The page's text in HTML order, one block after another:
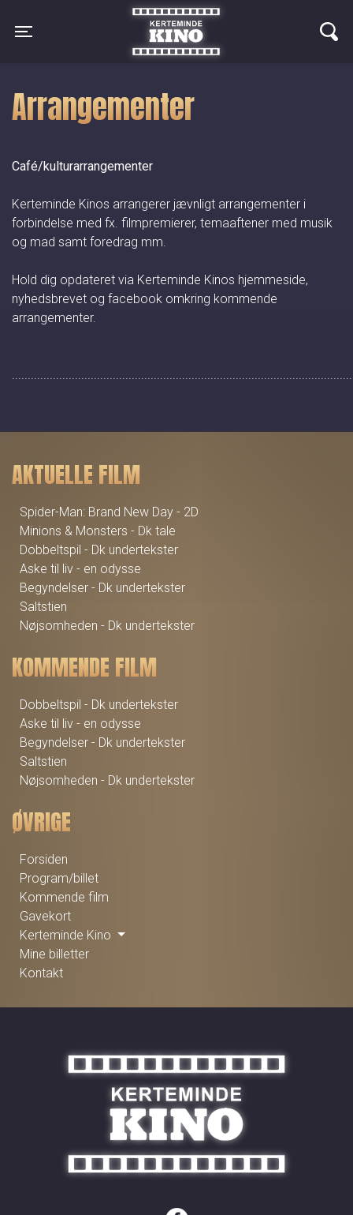
Toggle navigation
Kerteminde Kino
Arrangementer
Café/kulturarrangementer
Kerteminde Kinos arrangerer jævnligt arrangementer i
forbindelse med fx. filmpremierer, temaaftener med musik
og mad samt foredrag mm.
Hold dig opdateret via Kerteminde Kinos hjemmeside,
nyhedsbrevet og facebook omkring kommende
arrangementer.
AKTUELLE FILM
Spider-Man: Brand New Day - 2D
Minions & Monsters - Dk tale
Dobbeltspil - Dk undertekster
Aske til liv - en odysse
Begyndelser - Dk undertekster
Saltstien
Nøjsomheden - Dk undertekster
KOMMENDE FILM
Dobbeltspil - Dk undertekster
Aske til liv - en odysse
Begyndelser - Dk undertekster
Saltstien
Nøjsomheden - Dk undertekster
ØVRIGE
Forsiden
Program/billet
Kommende film
Gavekort
Kerteminde Kino
Mine billetter
Kontakt